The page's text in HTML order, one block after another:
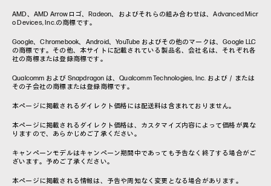
AMD、AMD Arrowロゴ、Radeon、およびそれらの組み合わせは、Advanced Micr
o Devices, Inc.の商標です。
Google、Chromebook、Android、YouTube およびその他のマークは、Google LLC
の商標です。その他、本サイトに記載されている製品名、会社名は、それぞれ各
社の商標または登録商標です。
Qualcomm および Snapdragon は、Qualcomm Technologies, Inc. および／または
その子会社の商標または登録商標です。
本ページに掲載されるダイレクト価格には配送料は含まれておりません。
本ページに掲載されるダイレクト価格は、カスタマイズ内容によって価格が異な
りますので、あらかじめご了承ください。
キャンペーンモデルはキャンペーン期間中であっても予告なく終了する場合がご
ざいます。予めご了承ください。
本ページに掲載される情報は、予告や周知なく変更となる場合があります。